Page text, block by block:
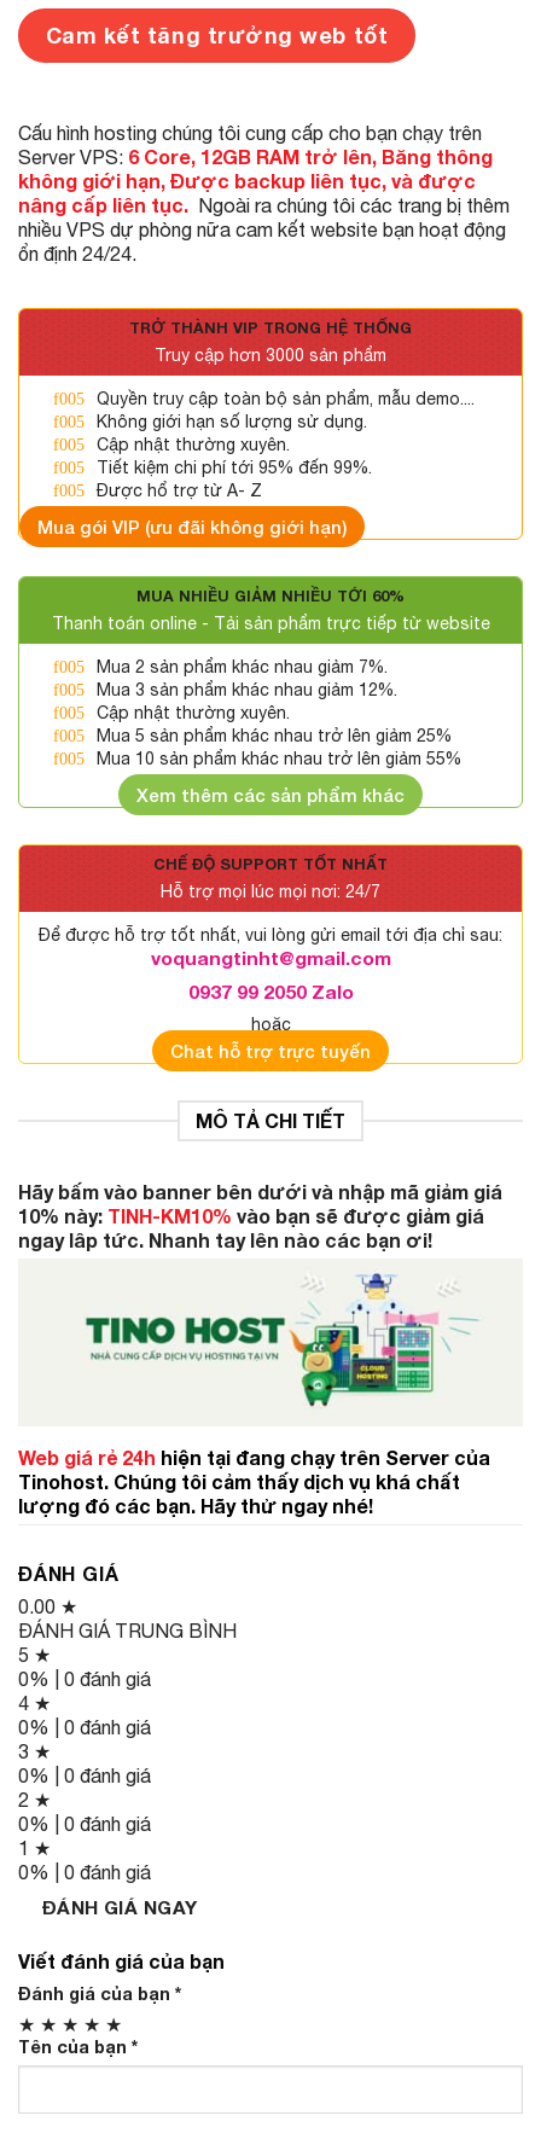
Cam kết tăng trưởng web tốt
Cấu hình hosting chúng tôi cung cấp cho bạn chạy trên
Server VPS: 6 Core, 12GB RAM trở lên, Băng thông
không giới hạn, Được backup liên tục, và được
nâng cấp liên tục. Ngoài ra chúng tôi các trang bị thêm
nhiều VPS dự phòng nữa cam kết website bạn hoạt động
ổn định 24/24.
TRỞ THÀNH VIP TRONG HỆ THỐNG
Truy cập hơn 3000 sản phẩm
Quyền truy cập toàn bộ sản phẩm, mẫu demo....
Không giới hạn số lượng sử dụng.
Cập nhật thường xuyên.
Tiết kiệm chi phí tới 95% đến 99%.
Được hổ trợ từ A- Z
Mua gói VIP (ưu đãi không giới hạn)
MUA NHIỀU GIẢM NHIỀU TỚI 60%
Thanh toán online - Tải sản phẩm trực tiếp từ website
Mua 2 sản phẩm khác nhau giảm 7%.
Mua 3 sản phẩm khác nhau giảm 12%.
Cập nhật thường xuyên.
Mua 5 sản phẩm khác nhau trở lên giảm 25%
Mua 10 sản phẩm khác nhau trở lên giảm 55%
Xem thêm các sản phẩm khác
CHẾ ĐỘ SUPPORT TỐT NHẤT
Hỗ trợ mọi lúc mọi nơi: 24/7
Để được hỗ trợ tốt nhất, vui lòng gửi email tới địa chỉ sau:
voquangtinht@gmail.com
0937 99 2050 Zalo
hoặc
Chat hỗ trợ trực tuyến
MÔ TẢ CHI TIẾT
Hãy bấm vào banner bên dưới và nhập mã giảm giá
10% này: TINH-KM10% vào bạn sẽ được giảm giá
ngay lâp tức. Nhanh tay lên nào các bạn ơi!
Web giá rẻ 24h hiện tại đang chạy trên Server của
Tinohost. Chúng tôi cảm thấy dịch vụ khá chất
lượng đó các bạn. Hãy thử ngay nhé!
ĐÁNH GIÁ
0.00 ★
ĐÁNH GIÁ TRUNG BÌNH
5 ★
0% | 0 đánh giá
4 ★
0% | 0 đánh giá
3 ★
0% | 0 đánh giá
2 ★
0% | 0 đánh giá
1 ★
0% | 0 đánh giá
ĐÁNH GIÁ NGAY
Viết đánh giá của bạn
Đánh giá của bạn *
★ ★ ★ ★ ★
Tên của bạn *